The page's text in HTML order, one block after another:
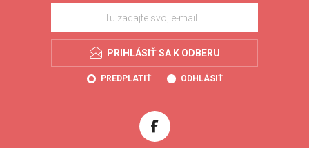
PRIHLÁSIŤ SA K ODBERU
PREDPLATIŤ ODHLÁSIŤ